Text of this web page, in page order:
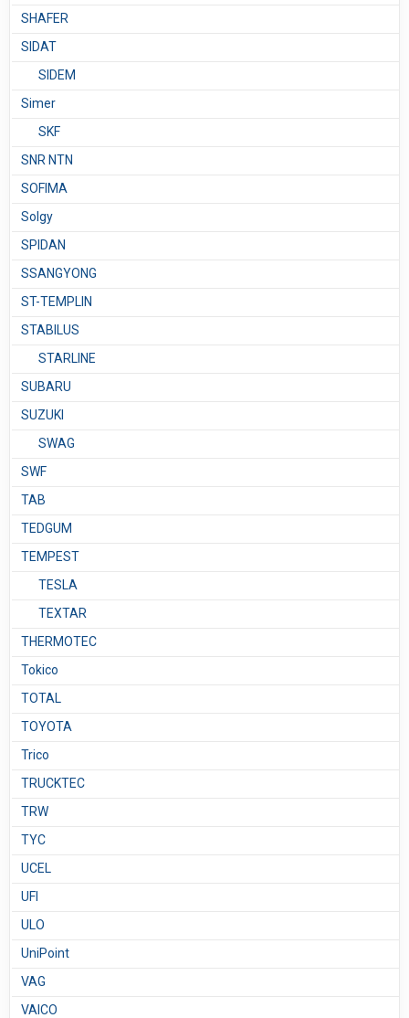
SHAFER
SIDAT
SIDEM
Simer
SKF
SNR NTN
SOFIMA
Solgy
SPIDAN
SSANGYONG
ST-TEMPLIN
STABILUS
STARLINE
SUBARU
SUZUKI
SWAG
SWF
TAB
TEDGUM
TEMPEST
TESLA
TEXTAR
THERMOTEC
Tokico
TOTAL
TOYOTA
Trico
TRUCKTEC
TRW
TYC
UCEL
UFI
ULO
UniPoint
VAG
VAICO